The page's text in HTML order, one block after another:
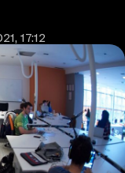
, 17:12